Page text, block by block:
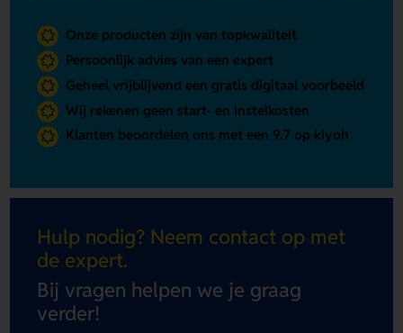
Onze producten zijn van topkwaliteit
Persoonlijk advies van een expert
Geheel vrijblijvend een gratis digitaal voorbeeld
Wij rekenen geen start- en instelkosten
Klanten beoordelen ons met een 9.7 op kiyoh
Hulp nodig? Neem contact op met
de expert.
Bij vragen helpen we je graag
verder!